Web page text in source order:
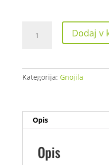
Nutrients
Sensi
Grow
ml
količina
Dodaj v
Kategorija: Gnojila
Opis
Opis